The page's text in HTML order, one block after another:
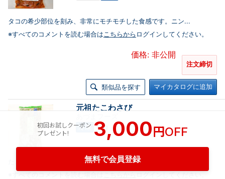
タコの希少部位を刻み、非常にモチモチした食感です。ニン...
※すべてのコメントを読む場合はこちらから ログインしてください。
価格: 非公開
注文締切
類似品を探す マイカタログに追加
元祖たこわさび
冷凍 1kg
たこわさびの元祖あずまフーズ謹製。
※すべてのコメントを読む場合は
こちらから ログインしてください。
初回お試しクーポン
プレゼント!
3,000円OFF
無料で会員登録